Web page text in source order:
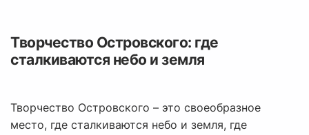
Творчество Островского: где
сталкиваются небо и земля
Творчество Островского – это своеобразное
место, где сталкиваются небо и земля, где